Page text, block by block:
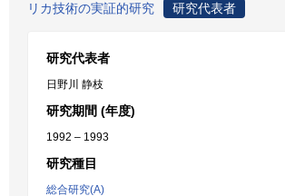
リカ技術の実証的研究
研究代表者
研究代表者
日野川 静枝
研究期間 (年度)
1992 – 1993
研究種目
総合研究(A)